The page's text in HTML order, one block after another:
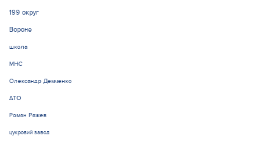
199 округ
Вороне
школа
МНС
Олександр Демченко
АТО
Роман Ражев
цукровий завод